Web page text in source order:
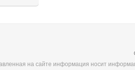
на сайте информация носит